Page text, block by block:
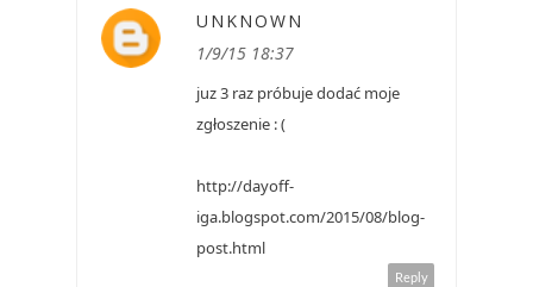
UNKNOWN
1/9/15 18:37
juz 3 raz próbuje dodać moje
zgłoszenie : (
http://dayoff-
iga.blogspot.com/2015/08/blog-
post.html
Reply